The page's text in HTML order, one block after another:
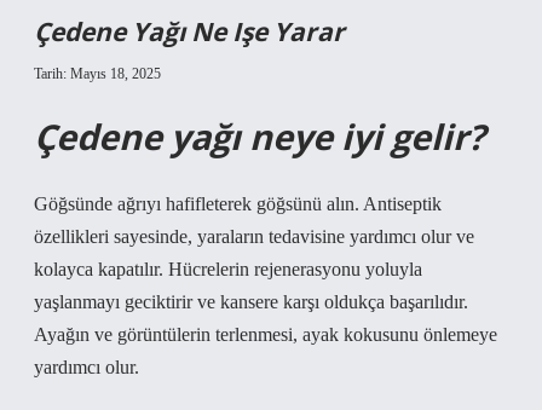
Çedene Yağı Ne Işe Yarar
Tarih: Mayıs 18, 2025
Çedene yağı neye iyi gelir?
Göğsünde ağrıyı hafifleterek göğsünü alın. Antiseptik
özellikleri sayesinde, yaraların tedavisine yardımcı olur ve
kolayca kapatılır. Hücrelerin rejenerasyonu yoluyla
yaşlanmayı geciktirir ve kansere karşı oldukça başarılıdır.
Ayağın ve görüntülerin terlenmesi, ayak kokusunu önlemeye
yardımcı olur.